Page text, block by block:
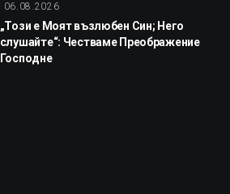
06.08.2026
„Този е Моят възлюбен Син; Него
слушайте“: Честваме Преображение
Господне